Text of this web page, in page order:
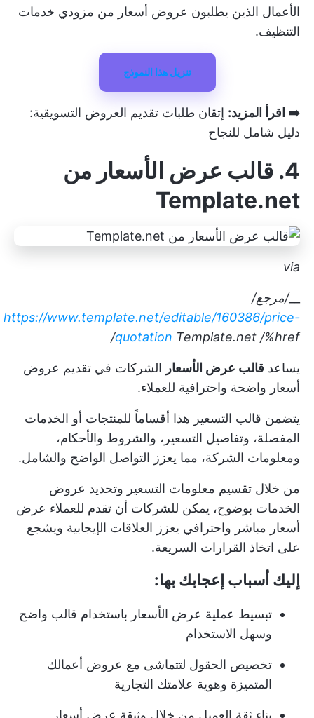
الأعمال الذين يطلبون عروض أسعار من مزودي خدمات
التنظيف.
تنزيل هذا النموذج
➡️ اقرأ المزيد: إتقان طلبات تقديم العروض التسويقية:
دليل شامل للنجاح
4. قالب عرض الأسعار من
Template.net
via
__/مرجع/
https://www.template.net/editable/160386/price-
quotation Template.net /%href/
يساعد قالب عرض الأسعار الشركات في تقديم عروض
أسعار واضحة واحترافية للعملاء.
يتضمن قالب التسعير هذا أقساماً للمنتجات أو الخدمات
المفصلة، وتفاصيل التسعير، والشروط والأحكام،
ومعلومات الشركة، مما يعزز التواصل الواضح والشامل.
من خلال تقسيم معلومات التسعير وتحديد عروض
الخدمات بوضوح، يمكن للشركات أن تقدم للعملاء عرض
أسعار مباشر واحترافي يعزز العلاقات الإيجابية ويشجع
على اتخاذ القرارات السريعة.
إليك أسباب إعجابك بها:
تبسيط عملية عرض الأسعار باستخدام قالب واضح
وسهل الاستخدام
تخصيص الحقول لتتماشى مع عروض أعمالك
المتميزة وهوية علامتك التجارية
بناء ثقة العميل من خلال وثيقة عرض أسعار